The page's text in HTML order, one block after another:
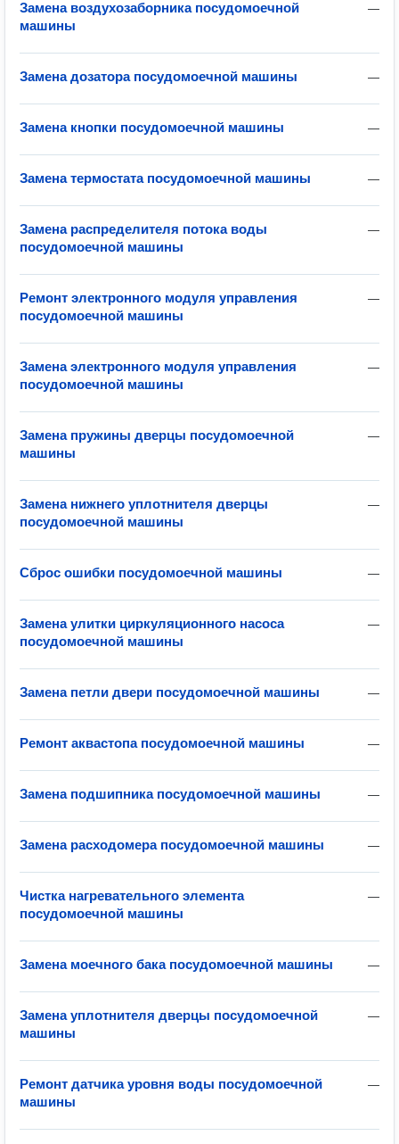
—
Замена воздухозаборника посудомоечной
машины
—
Замена дозатора посудомоечной машины
—
Замена кнопки посудомоечной машины
—
Замена термостата посудомоечной машины
—
Замена распределителя потока воды
посудомоечной машины
—
Ремонт электронного модуля управления
посудомоечной машины
—
Замена электронного модуля управления
посудомоечной машины
—
Замена пружины дверцы посудомоечной
машины
—
Замена нижнего уплотнителя дверцы
посудомоечной машины
—
Сброс ошибки посудомоечной машины
—
Замена улитки циркуляционного насоса
посудомоечной машины
—
Замена петли двери посудомоечной машины
—
Ремонт аквастопа посудомоечной машины
—
Замена подшипника посудомоечной машины
—
Замена расходомера посудомоечной машины
—
Чистка нагревательного элемента
посудомоечной машины
—
Замена моечного бака посудомоечной машины
—
Замена уплотнителя дверцы посудомоечной
машины
—
Ремонт датчика уровня воды посудомоечной
машины